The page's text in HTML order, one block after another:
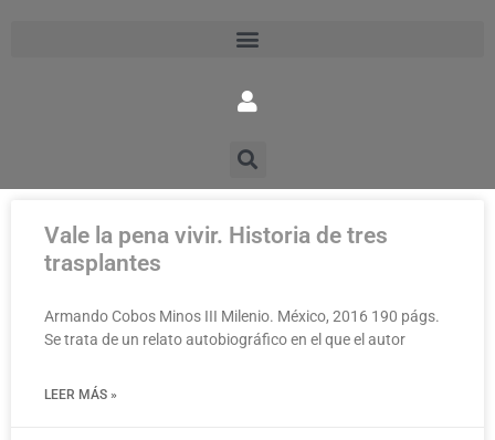
Vale la pena vivir. Historia de tres
trasplantes
Armando Cobos Minos III Milenio. México, 2016 190 págs.
Se trata de un relato autobiográfico en el que el autor
LEER MÁS »